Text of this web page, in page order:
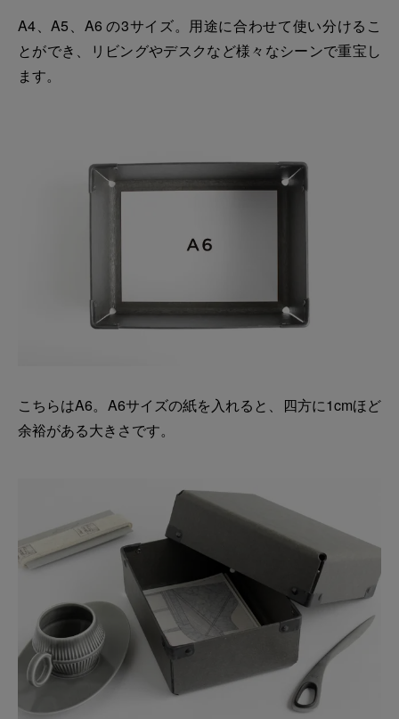
A4、A5、A6 の3サイズ。用途に合わせて使い分けるこ
とができ、リビングやデスクなど様々なシーンで重宝し
ます。
こちらはA6。A6サイズの紙を入れると、四方に1cmほど
余裕がある大きさです。